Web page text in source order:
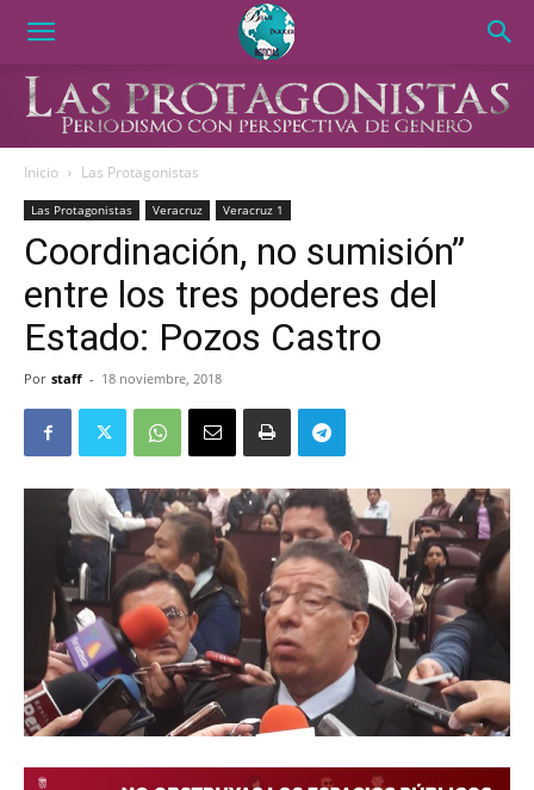
Inicio Las Protagonistas
Las Protagonistas Veracruz Veracruz 1
Coordinación, no sumisión”
entre los tres poderes del
Estado: Pozos Castro
Por staff - 18 noviembre, 2018